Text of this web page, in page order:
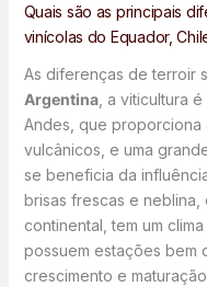
Quais são as principais
vinícolas do Equador,
As diferenças de terroir
Argentina, a viticultura
Andes, que proporciona
vulcânicos, e uma
se beneficia da
brisas frescas e neblina,
continental, tem um
possuem estações bem
crescimento e